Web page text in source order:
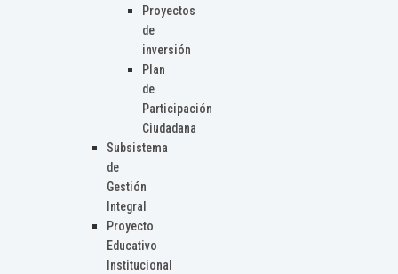
Proyectos
de
inversión
Plan
de
Participación
Ciudadana
Subsistema
de
Gestión
Integral
Proyecto
Educativo
Institucional